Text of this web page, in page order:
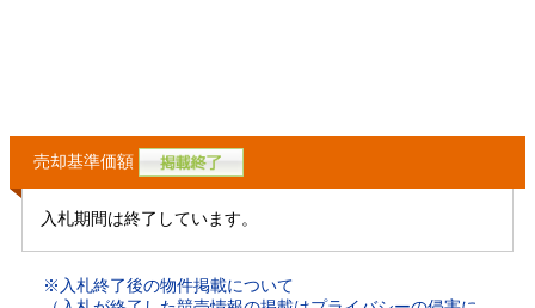
売却基準価額
入札期間は終了しています。
※入札終了後の物件掲載について